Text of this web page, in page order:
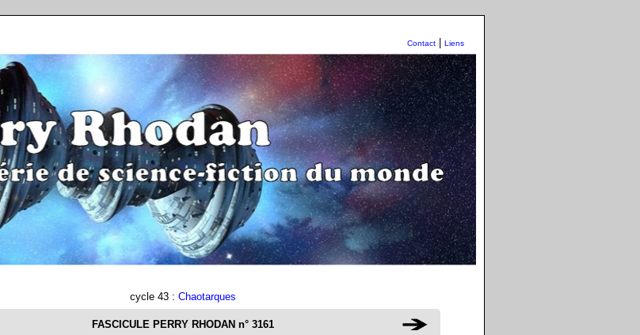
Contact Liens
cycle 43 : Chaotarques
FASCICULE PERRY RHODAN n° 3161